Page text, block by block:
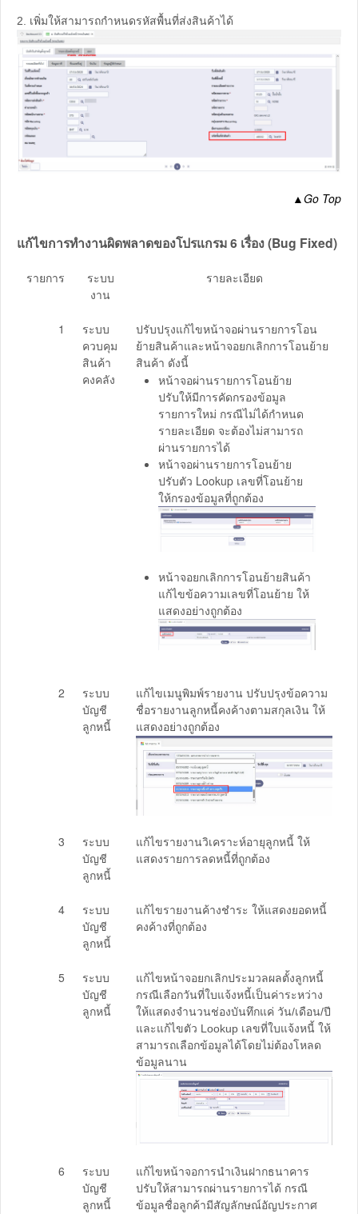
2. เพิ่มให้สามารถกำหนดรหัสพื้นที่ส่งสินค้าได้
▲Go Top
แก้ไขการทำงานผิดพลาดของโปรแกรม 6 เรื่อง (Bug Fixed)
รายการ
ระบบ
งาน
รายละเอียด
1
ระบบ
ควบคุม
สินค้า
คงคลัง
ปรับปรุงแก้ไขหน้าจอผ่านรายการโอน
ย้ายสินค้าและหน้าจอยกเลิกการโอนย้าย
สินค้า ดังนี้
หน้าจอผ่านรายการโอนย้าย
ปรับให้มีการคัดกรองข้อมูล
รายการใหม่ กรณีไม่ได้กำหนด
รายละเอียด จะต้องไม่สามารถ
ผ่านรายการได้
หน้าจอผ่านรายการโอนย้าย
ปรับตัว Lookup เลขที่โอนย้าย
ให้กรองข้อมูลที่ถูกต้อง
หน้าจอยกเลิกการโอนย้ายสินค้า
แก้ไขข้อความเลขที่โอนย้าย ให้
แสดงอย่างถูกต้อง
2
ระบบ
บัญชี
ลูกหนี้
แก้ไขเมนูพิมพ์รายงาน ปรับปรุงข้อความ
ชื่อรายงานลูกหนี้คงค้างตามสกุลเงิน ให้
แสดงอย่างถูกต้อง
3
ระบบ
บัญชี
ลูกหนี้
แก้ไขรายงานวิเคราะห์อายุลูกหนี้ ให้
แสดงรายการลดหนี้ที่ถูกต้อง
4
ระบบ
บัญชี
ลูกหนี้
แก้ไขรายงานค้างชำระ ให้แสดงยอดหนี้
คงค้างที่ถูกต้อง
5
ระบบ
บัญชี
ลูกหนี้
แก้ไขหน้าจอยกเลิกประมวลผลตั้งลูกหนี้
กรณีเลือกวันที่ใบแจ้งหนี้เป็นค่าระหว่าง
ให้แสดงจำนวนช่องบันทึกแค่ วัน/เดือน/ปี
และแก้ไขตัว Lookup เลขที่ใบแจ้งหนี้ ให้
สามารถเลือกข้อมูลได้โดยไม่ต้องโหลด
ข้อมูลนาน
6
ระบบ
บัญชี
ลูกหนี้
แก้ไขหน้าจอการนำเงินฝากธนาคาร
ปรับให้สามารถผ่านรายการได้ กรณี
ข้อมูลชื่อลูกค้ามีสัญลักษณ์อัญประกาศ